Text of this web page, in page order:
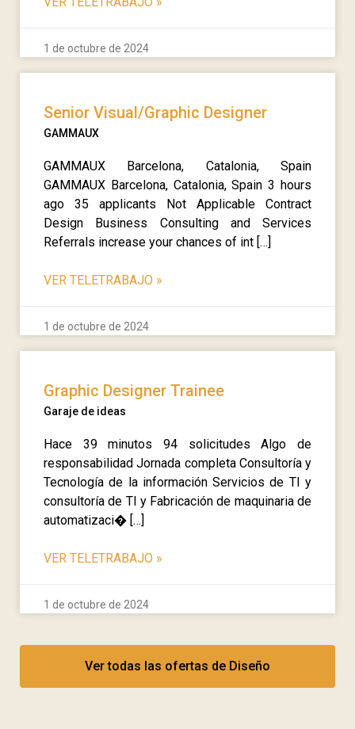
1 de octubre de 2024
Senior Visual/Graphic Designer
GAMMAUX
GAMMAUX Barcelona, Catalonia, Spain
GAMMAUX Barcelona, Catalonia, Spain 3 hours
ago 35 applicants Not Applicable Contract
Design Business Consulting and Services
Referrals increase your chances of int […]
VER TELETRABAJO »
1 de octubre de 2024
Graphic Designer Trainee
Garaje de ideas
Hace 39 minutos 94 solicitudes Algo de
responsabilidad Jornada completa Consultoría y
Tecnología de la información Servicios de TI y
consultoría de TI y Fabricación de maquinaria de
automatizaci� […]
VER TELETRABAJO »
1 de octubre de 2024
Ver todas las ofertas de Diseño